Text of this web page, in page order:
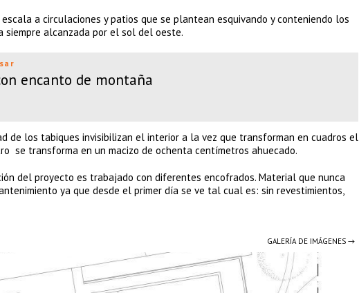
a circulaciones y patios que se plantean esquivando y conteniendo los
siempre alcanzada por el sol del oeste.
encanto de montaña
de los tabiques invisibilizan el interior a la vez que transforman en cuadros el
se transforma en un macizo de ochenta centímetros ahuecado.
del proyecto es trabajado con diferentes encofrados. Material que nunca
ya que desde el primer día se ve tal cual es: sin revestimientos,
GALERÍA DE IMÁGENES →